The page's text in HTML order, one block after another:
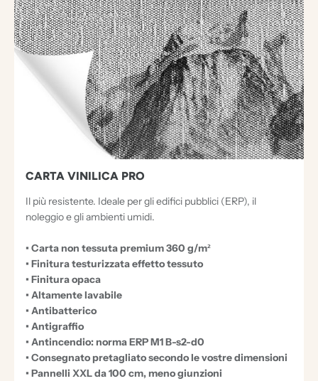
CARTA VINILICA PRO
Il più resistente. Ideale per gli edifici pubblici (ERP), il
noleggio e gli ambienti umidi.
• Carta non tessuta premium 360 g/m²
• Finitura testurizzata effetto tessuto
• Finitura opaca
• Altamente lavabile
• Antibatterico
• Antigraffio
• Antincendio: norma ERP M1 B-s2-d0
• Consegnato pretagliato secondo le vostre dimensioni
• Pannelli XXL da 100 cm, meno giunzioni